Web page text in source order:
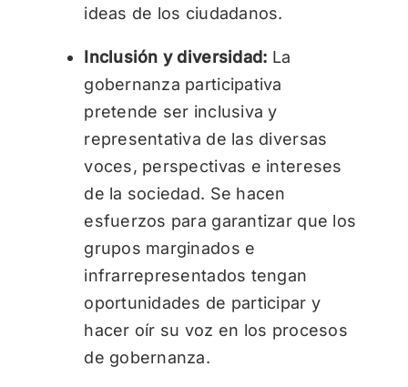
ideas de los ciudadanos.
Inclusión y diversidad: La
gobernanza participativa
pretende ser inclusiva y
representativa de las diversas
voces, perspectivas e intereses
de la sociedad. Se hacen
esfuerzos para garantizar que los
grupos marginados e
infrarrepresentados tengan
oportunidades de participar y
hacer oír su voz en los procesos
de gobernanza.